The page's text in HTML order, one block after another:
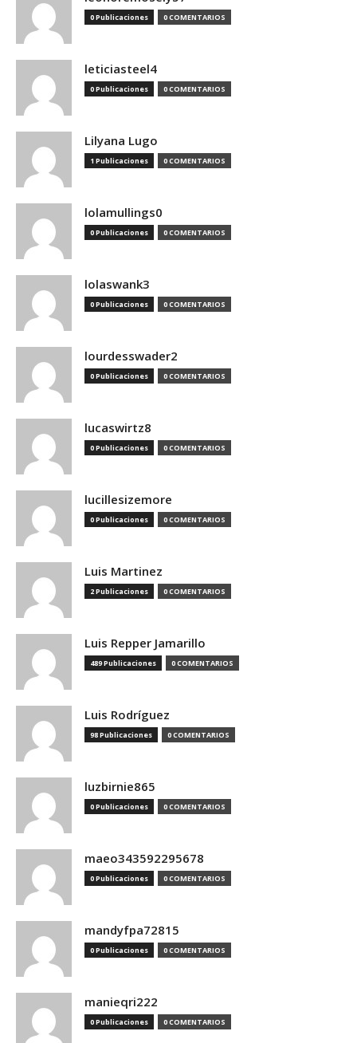
0 Publicaciones 0 COMENTARIOS
leticiasteel4
0 Publicaciones 0 COMENTARIOS
Lilyana Lugo
1 Publicaciones 0 COMENTARIOS
lolamullings0
0 Publicaciones 0 COMENTARIOS
lolaswank3
0 Publicaciones 0 COMENTARIOS
lourdesswader2
0 Publicaciones 0 COMENTARIOS
lucaswirtz8
0 Publicaciones 0 COMENTARIOS
lucillesizemore
0 Publicaciones 0 COMENTARIOS
Luis Martinez
2 Publicaciones 0 COMENTARIOS
Luis Repper Jamarillo
489 Publicaciones 0 COMENTARIOS
Luis Rodríguez
98 Publicaciones 0 COMENTARIOS
luzbirnie865
0 Publicaciones 0 COMENTARIOS
maeo343592295678
0 Publicaciones 0 COMENTARIOS
mandyfpa72815
0 Publicaciones 0 COMENTARIOS
manieqri222
0 Publicaciones 0 COMENTARIOS